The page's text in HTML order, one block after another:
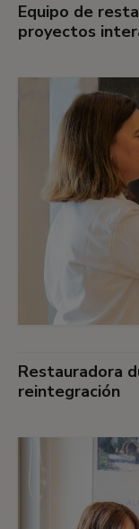
Equipo de
proyectos
Restauradora
reintegración